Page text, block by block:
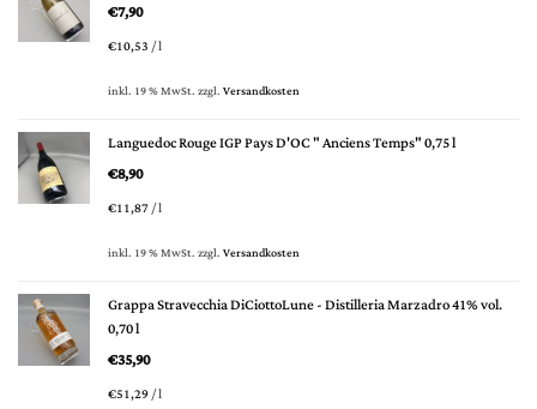
€7,90
€10,53/l
inkl. 19 % MwSt.zzgl.Versandkosten
Languedoc Rouge IGP Pays D'OC " Anciens Temps" 0,75 l
€8,90
€11,87/l
inkl. 19 % MwSt.zzgl.Versandkosten
Grappa Stravecchia DiCiottoLune - Distilleria Marzadro 41% vol.
0,70 l
€35,90
€51,29/l